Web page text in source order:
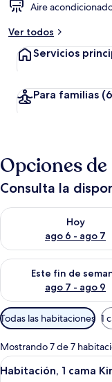
Aire
Ver todos
Servicios
Para familias
Opciones
Consulta la
Hoy
ago 6 - ago 7
Consulta la
Este fin de
ago 7 - ago 9
Consulta la
Filtros
disponibles
para
las
habitaciones
Todas las habitaciones 1
Mostrando 7 de 7
Abrir
6
Habitación, 1 cama